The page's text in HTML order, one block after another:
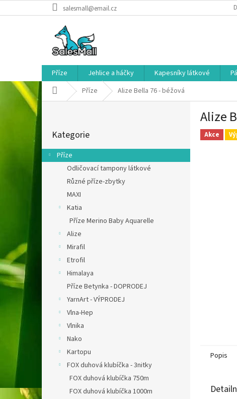
na
salesmall@email.cz
Příze Jehlice a háčky Kapesníky látkové
Domů Příze Alize Bella 76 - béžová
r
a
kategorie
Kategorie
Příze
Odličovací tampony látkové
Různé příze-zbytky
MAXI
Katia
Příze Merino Baby Aquarelle
Alize
Mirafil
Etrofil
Himalaya
Příze Betynka - DOPRODEJ
YarnArt - VÝPRODEJ
Vlna-Hep
Vlnika
Nako
Kartopu
FOX duhová klubíčka - 3nitky
FOX duhová klubíčka 750m
FOX duhová klubíčka 1000m
Alize
Akce
Popis